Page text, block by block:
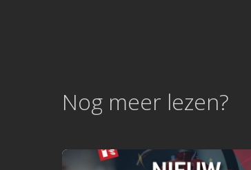
Nog meer lezen?